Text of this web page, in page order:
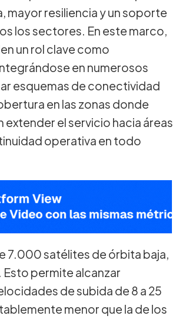
resiliencia y un soporte
los sectores. En este marco,
un rol clave como
en numerosos
esquemas de conectividad
en las zonas donde
el servicio hacia áreas
operativa en todo
7.000 satélites de órbita baja,
permite alcanzar
de subida de 8 a 25
menor que la de los